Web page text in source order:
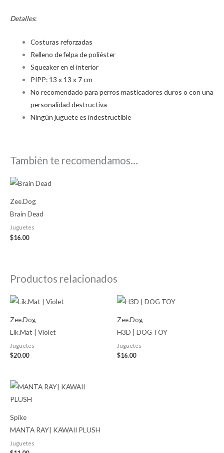
Detalles:
Costuras reforzadas
Relleno de felpa de poliéster
Squeaker en el interior
PIPP: 13 x 13 x 7 cm
No recomendado para perros masticadores duros o con una
personalidad destructiva
Ningún juguete es indestructible
También te recomendamos…
Zee.Dog
Brain Dead
Juguetes
$16.00
Productos relacionados
Zee.Dog
Lik.Mat | Violet
Juguetes
$20.00
Zee.Dog
H3D | DOG TOY
Juguetes
$16.00
Spike
MANTA RAY| KAWAII PLUSH
Juguetes